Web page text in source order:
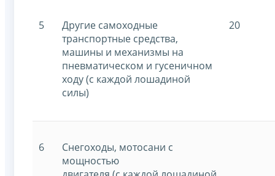
5
Другие самоходные
транспортные средства,
машины и механизмы на
пневматическом и гусеничном
ходу (с каждой лошадиной
силы)
20
6
Снегоходы, мотосани с
мощностью